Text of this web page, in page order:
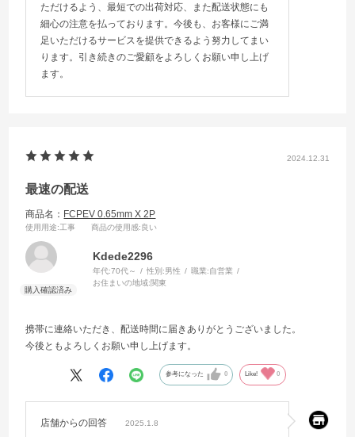
ただけるよう、最短での出荷対応、また配送状態にも
細心の注意を払っております。今後も、お客様にご満
足いただけるサービスを提供できるよう努力してまい
ります。引き続きのご愛顧をよろしくお願い申し上げ
ます。
2024.12.31
最速の配送
商品名： FCPEV 0.65mm X 2P
使用用途:工事 商品の使用感:良い
Kdede2296
年代:70代～ 性別:男性 職業:自営業
お住まいの地域:関東
携帯に連絡いただき、配送時間に届きありがとうございました。
今後ともよろしくお願い申し上げます。
参考になった 0 Like! 0
店舗からの回答 2025.1.8